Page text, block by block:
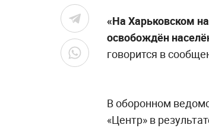
«На Харьковском
освобождён
говорится в
В оборонном
«Центр» в